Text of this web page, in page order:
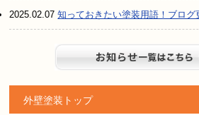
2025.02.07知っておきたい塗装用語！ブログ
外壁塗装トップ